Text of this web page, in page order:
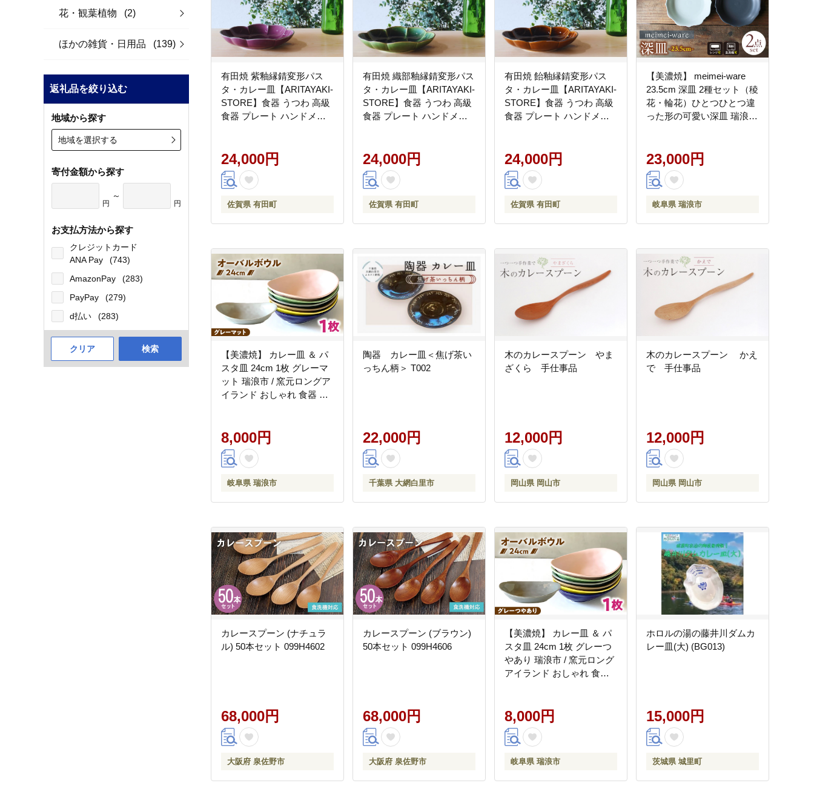
花・観葉植物 (2)
ほかの雑貨・日用品 (139)
返礼品を絞り込む
地域から探す
地域を選択する
寄付金額から探す
円
～
円
お支払方法から探す
クレジットカード
ANA Pay
(743)
AmazonPay
(283)
PayPay
(279)
d払い
(283)
クリア 検索
有田焼 紫釉縁錆変形パス
タ・カレー皿【ARITAYAKI-
STORE】食器 うつわ 高級
食器 プレート ハンドメイ
24,000円
佐賀県 有田町
有田焼 織部釉縁錆変形パス
タ・カレー皿【ARITAYAKI-
STORE】食器 うつわ 高級
食器 プレート ハンドメイ
24,000円
佐賀県 有田町
有田焼 飴釉縁錆変形パス
タ・カレー皿【ARITAYAKI-
STORE】食器 うつわ 高級
食器 プレート ハンドメイ
24,000円
佐賀県 有田町
【美濃焼】 meimei-ware
23.5cm 深皿 2種セット（稜
花・輪花）ひとつひとつ違
った形の可愛い深皿 瑞浪市
スタ皿 [AZAM013]
23,000円
岐阜県 瑞浪市
【美濃焼】 カレー皿 ＆ パ
スタ皿 24cm 1枚 グレーマ
ット 瑞浪市 / 窯元ロングア
イランド おしゃれ 食器 シ
8,000円
岐阜県 瑞浪市
陶器 カレー皿＜焦げ茶い
っちん柄＞ T002
22,000円
千葉県 大網白里市
木のカレースプーン やま
ざくら 手仕事品
12,000円
岡山県 岡山市
木のカレースプーン かえ
で 手仕事品
12,000円
岡山県 岡山市
カレースプーン (ナチュラ
ル) 50本セット 099H4602
68,000円
大阪府 泉佐野市
カレースプーン (ブラウン)
50本セット 099H4606
68,000円
大阪府 泉佐野市
【美濃焼】 カレー皿 ＆ パ
スタ皿 24cm 1枚 グレーつ
やあり 瑞浪市 / 窯元ロング
アイランド おしゃれ 食器
8,000円
岐阜県 瑞浪市
ホロルの湯の藤井川ダムカ
レー皿(大) (BG013)
15,000円
茨城県 城里町